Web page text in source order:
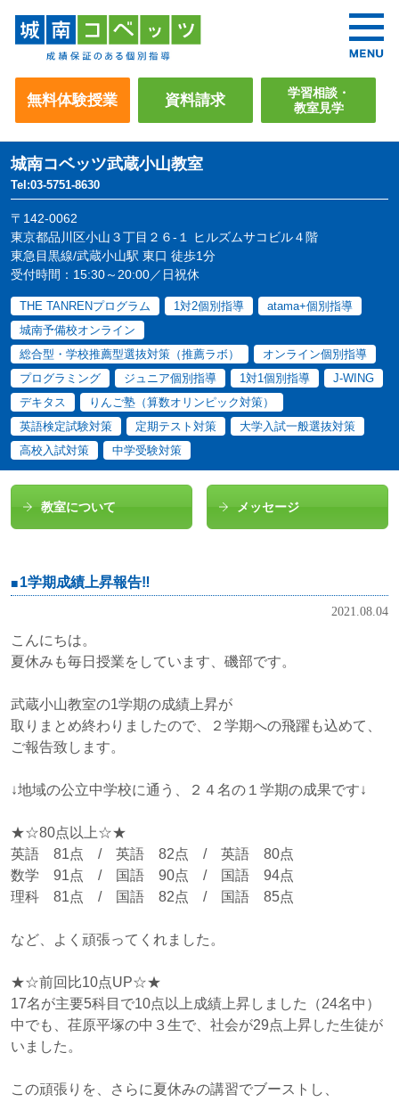
無料体験授業 資料請求
学習相談・
教室見学
城南コベッツ武蔵小山教室
Tel:03-5751-8630
〒142-0062
東京都品川区小山３丁目２６-１ ヒルズムサコビル４階
東急目黒線/武蔵小山駅 東口 徒歩1分
受付時間：15:30～20:00／日祝休
THE TANRENプログラム 1対2個別指導
atama+個別指導
城南予備校オンライン
総合型・学校推薦型選抜対策（推薦ラボ）
オンライン個別指導
プログラミング
ジュニア個別指導 1対1個別指導
J-WING
デキタス
りんご塾（算数オリンピック対策）
英語検定試験対策
定期テスト対策
大学入試一般選抜対策
高校入試対策
中学受験対策
教室について メッセージ
1学期成績上昇報告‼
2021.08.04
こんにちは。
夏休みも毎日授業をしています、磯部です。
武蔵小山教室の1学期の成績上昇が
取りまとめ終わりましたので、２学期への飛躍も込めて、
ご報告致します。
↓地域の公立中学校に通う、２４名の１学期の成果です↓
★☆80点以上☆★
英語 81点 / 英語 82点 / 英語 80点
数学 91点 / 国語 90点 / 国語 94点
理科 81点 / 国語 82点 / 国語 85点
など、よく頑張ってくれました。
★☆前回比10点UP☆★
17名が主要5科目で10点以上成績上昇しました（24名中）
中でも、荏原平塚の中３生で、社会が29点上昇した生徒が
いました。
この頑張りを、さらに夏休みの講習でブーストし、